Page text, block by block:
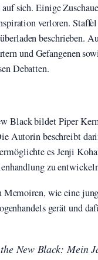
sich. Einige
verloren.
beschrieben.
und Gefangenen
Debatten.
Black bildet Piper
Autorin beschreibt
es Jenji
zu
wie eine
gerät und
New Black: Mein